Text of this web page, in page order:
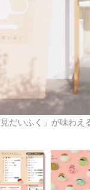
だいふく」が味わ